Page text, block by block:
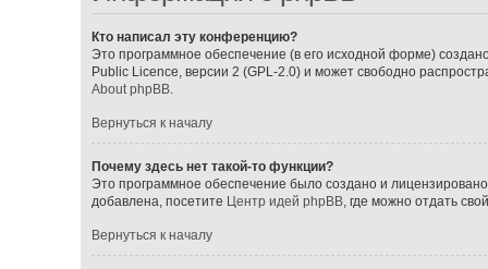
Кто написал эту конференцию?
Это программное обеспечение (в его исходной форме)
Public Licence, версии 2 (GPL-2.0) и может свободно
About phpBB.
Вернуться к началу
Почему здесь нет такой-то функции?
Это программное обеспечение было создано и
добавлена, посетите Центр идей phpBB, где можно отдать
Вернуться к началу